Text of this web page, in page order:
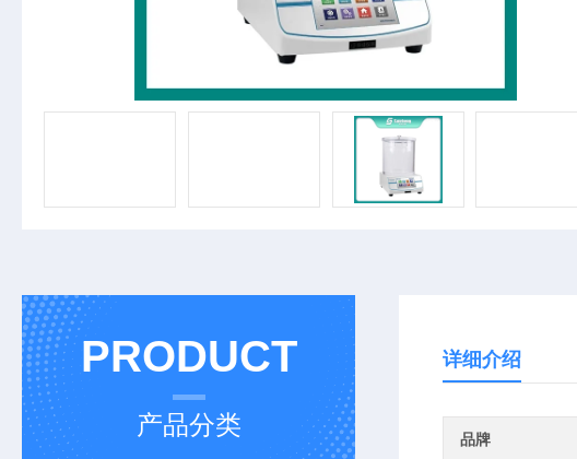
PRODUCT
产品分类
详细介绍
品牌